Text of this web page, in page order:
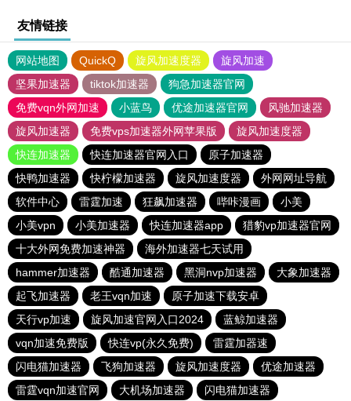
友情链接
网站地图 QuickQ 旋风加速度器
旋风加速
坚果加速器
tiktok加速器
狗急加速器官网
免费vqn外网加速
小蓝鸟 优途加速器官网
风驰加速器
旋风加速器
免费vps加速器外网苹果版
旋风加速度器
快连加速器
快连加速器官网入口
原子加速器
快鸭加速器
快柠檬加速器 旋风加速度器
外网网址导航
软件中心
雷霆加速 狂飙加速器 哔咔漫画
小美
小美vpn
小美加速器 快连加速器app
猎豹vp加速器官网
十大外网免费加速神器
海外加速器七天试用
hammer加速器
酷通加速器 黑洞nvp加速器
大象加速器
起飞加速器
老王vqn加速
原子加速下载安卓
天行vp加速
旋风加速官网入口2024
蓝鲸加速器
vqn加速免费版
快连vp(永久免费)
雷霆加器速
闪电猫加速器
飞狗加速器 旋风加速度器
优途加速器
雷霆vqn加速官网
大机场加速器 闪电猫加速器